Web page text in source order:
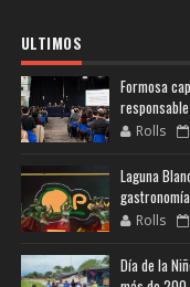
ULTIMOS
Formosa
Rolls
Laguna
Rolls
Día de la